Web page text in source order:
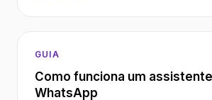
GUIA
Como funciona um
WhatsApp